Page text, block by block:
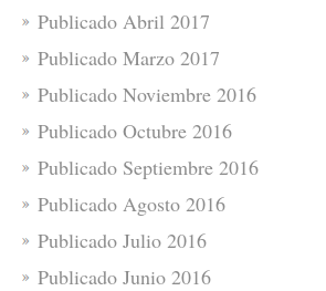
Publicado Abril 2017
Publicado Marzo 2017
Publicado Noviembre 2016
Publicado Octubre 2016
Publicado Septiembre 2016
Publicado Agosto 2016
Publicado Julio 2016
Publicado Junio 2016